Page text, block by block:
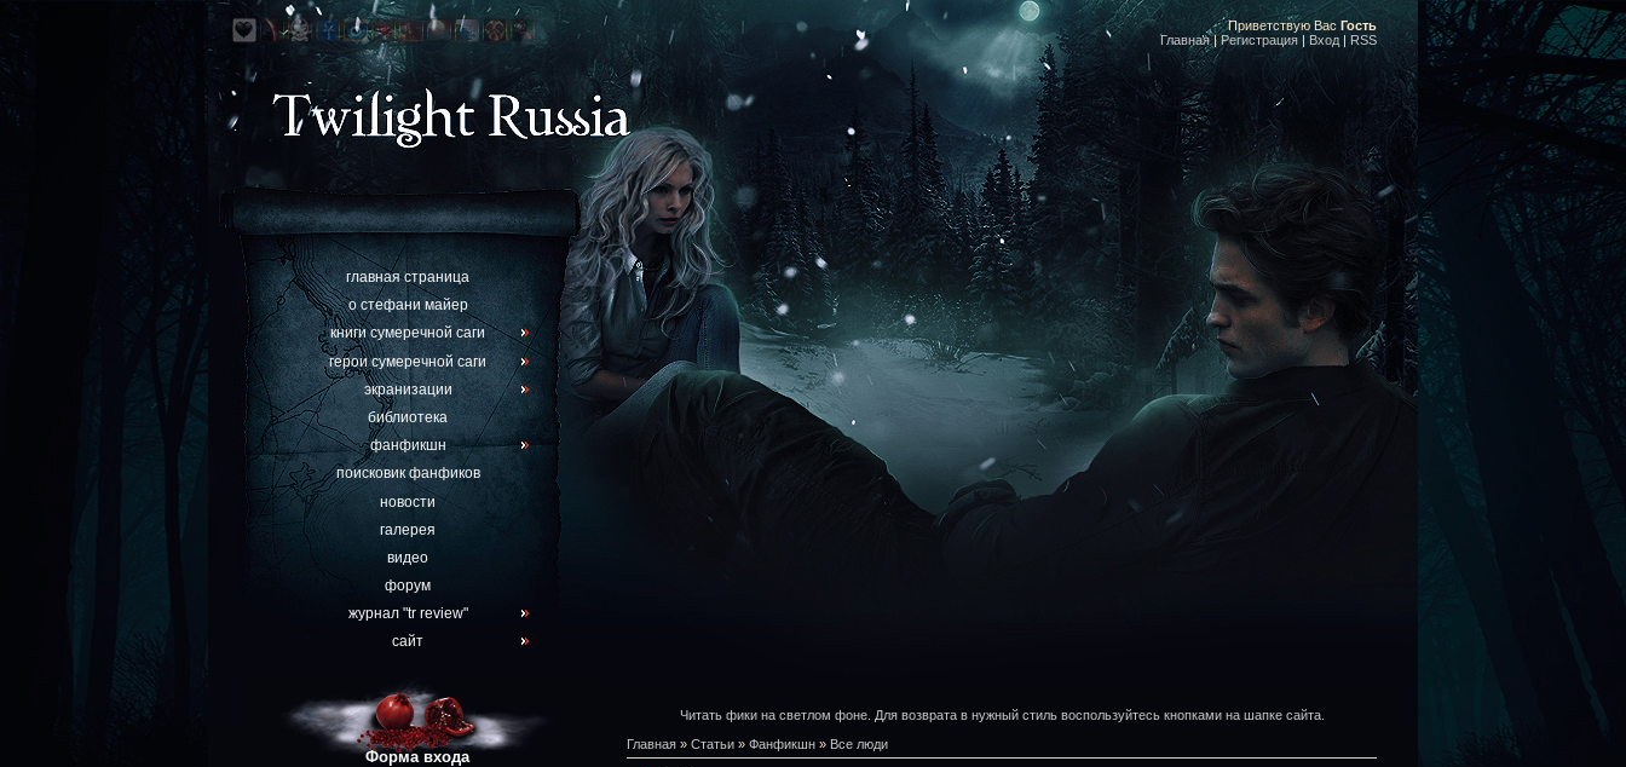
Приветствую Вас Гость
Главная|Регистрация | Вход | RSS
главная страница
о стефани майер
книги сумеречной саги
герои сумеречной саги
экранизации
библиотека
фанфикшн
поисковик фанфиков
новости
галерея
видео
форум
журнал "tr review"
сайт
Форма входа
Читать фики на светлом фоне. Для возврата в нужный стиль воспользуйтесь кнопками на шапке сайта.
Главная » Статьи » Фанфикшн » Все люди